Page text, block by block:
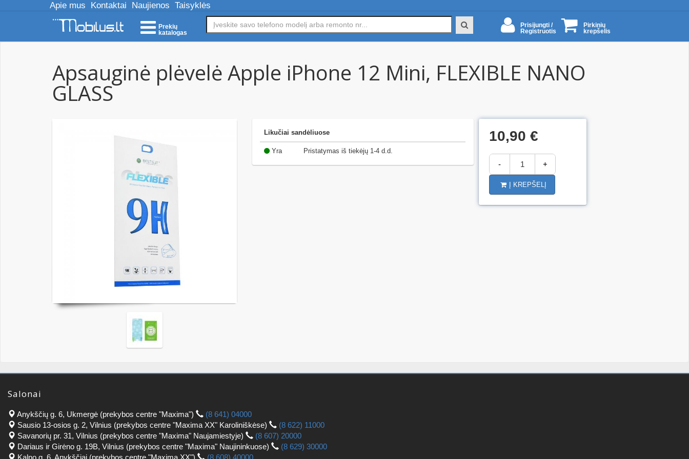
Apie mus Kontaktai Naujienos Taisyklės
Prekių
katalogas
Prisijungti /
Registruotis
Pirkinių
krepšelis
Apsauginė plėvelė Apple iPhone 12 Mini, FLEXIBLE NANO
GLASS
Likučiai sandėliuose
Yra Pristatymas iš tiekėjų 1-4 d.d.
10,90 €
- +
Į KREPŠELĮ
Salonai
Anykščių g. 6, Ukmergė (prekybos centre "Maxima")
(8 641) 04000
Sausio 13-osios g. 2, Vilnius (prekybos centre "Maxima XX" Karoliniškėse)
(8 622) 11000
Savanorių pr. 31, Vilnius (prekybos centre "Maxima" Naujamiestyje)
(8 607) 20000
Dariaus ir Girėno g. 19B, Vilnius (prekybos centre "Maxima" Naujininkuose)
(8 629) 30000
Kalno g. 6, Anykščiai (prekybos centre "Maxima XX")
(8 608) 40000